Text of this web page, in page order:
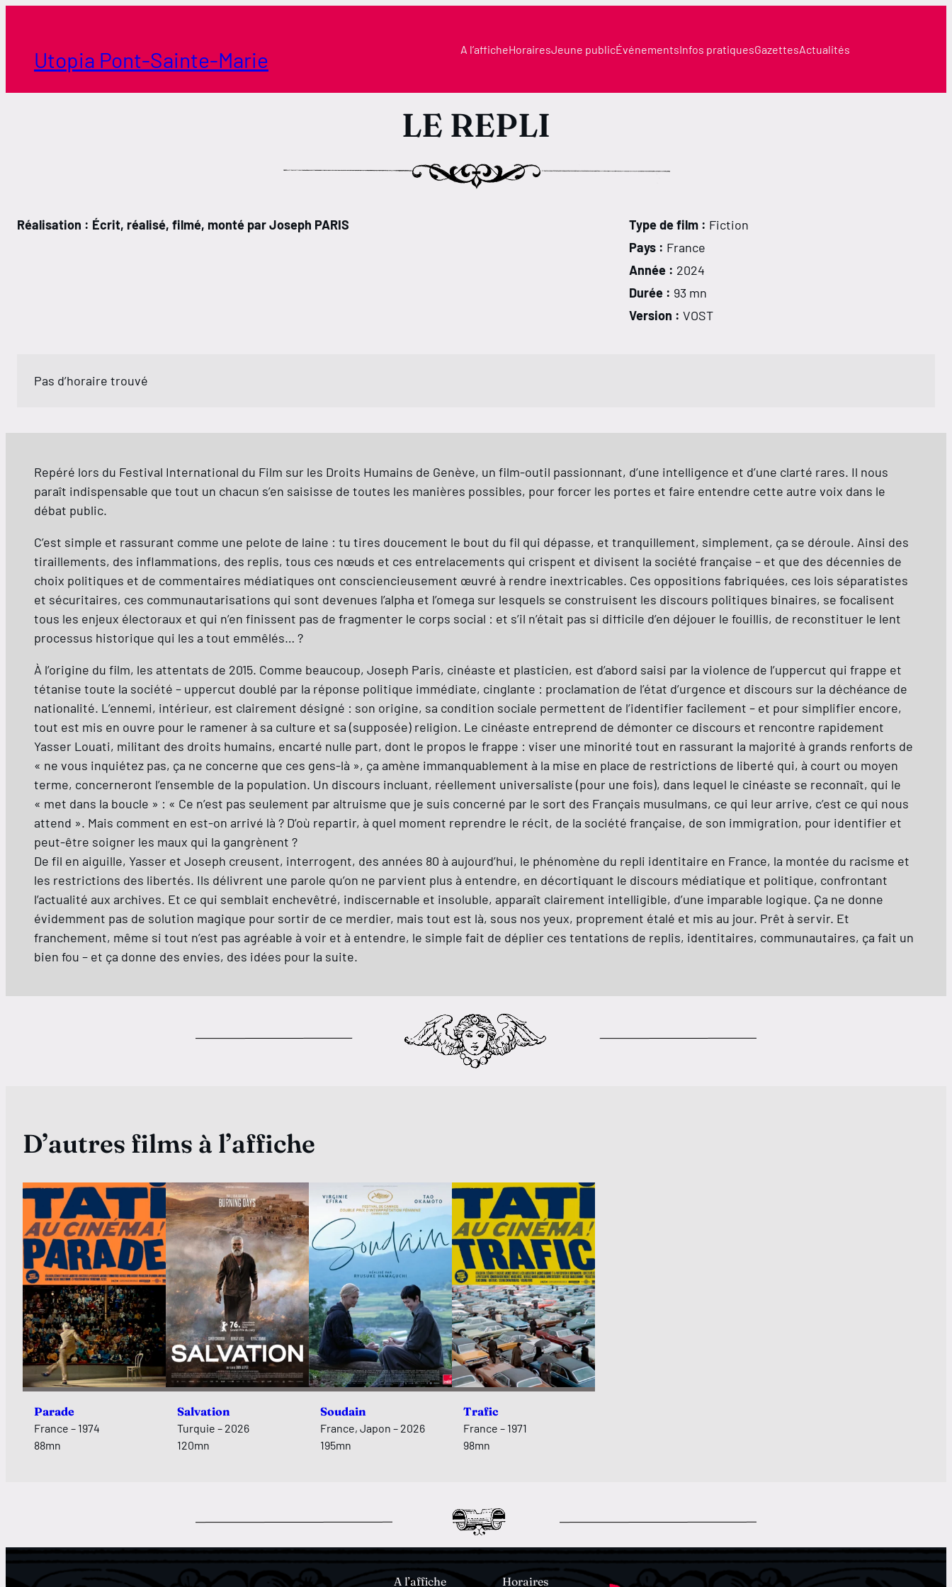
contenuUtopia Pont-Sainte-Marie A l’afficheHorairesJeune publicÉvénementsInfos pratiquesGazettesActualités
LE REPLI
Réalisation : Écrit, réalisé, filmé, monté par Joseph PARIS Type de film : Fiction
Pays : France
Année : 2024
Durée : 93 mn
Version : VOST
Pas d’horaire trouvé
Repéré lors du Festival International du Film sur les Droits Humains de Genève, un film-outil passionnant, d’une intelligence et d’une clarté rares. Il nous
paraît indispensable que tout un chacun s’en saisisse de toutes les manières possibles, pour forcer les portes et faire entendre cette autre voix dans le
débat public.
C’est simple et rassurant comme une pelote de laine : tu tires doucement le bout du fil qui dépasse, et tranquillement, simplement, ça se déroule. Ainsi des
tiraillements, des inflammations, des replis, tous ces nœuds et ces entrelacements qui crispent et divisent la société française – et que des décennies de
choix politiques et de commentaires médiatiques ont consciencieusement œuvré à rendre inextricables. Ces oppositions fabriquées, ces lois séparatistes
et sécuritaires, ces communautarisations qui sont devenues l’alpha et l’omega sur lesquels se construisent les discours politiques binaires, se focalisent
tous les enjeux électoraux et qui n’en finissent pas de fragmenter le corps social : et s’il n’était pas si difficile d’en déjouer le fouillis, de reconstituer le lent
processus historique qui les a tout emmêlés… ?
À l’origine du film, les attentats de 2015. Comme beaucoup, Joseph Paris, cinéaste et plasticien, est d’abord saisi par la violence de l’uppercut qui frappe et
tétanise toute la société – uppercut doublé par la réponse politique immédiate, cinglante : proclamation de l’état d’urgence et discours sur la déchéance de
nationalité. L’ennemi, intérieur, est clairement désigné : son origine, sa condition sociale permettent de l’identifier facilement – et pour simplifier encore,
tout est mis en ouvre pour le ramener à sa culture et sa (supposée) religion. Le cinéaste entreprend de démonter ce discours et rencontre rapidement
Yasser Louati, militant des droits humains, encarté nulle part, dont le propos le frappe : viser une minorité tout en rassurant la majorité à grands renforts de
« ne vous inquiétez pas, ça ne concerne que ces gens-là », ça amène immanquablement à la mise en place de restrictions de liberté qui, à court ou moyen
terme, concerneront l’ensemble de la population. Un discours incluant, réellement universaliste (pour une fois), dans lequel le cinéaste se reconnaît, qui le
« met dans la boucle » : « Ce n’est pas seulement par altruisme que je suis concerné par le sort des Français musulmans, ce qui leur arrive, c’est ce qui nous
attend ». Mais comment en est-on arrivé là ? D’où repartir, à quel moment reprendre le récit, de la société française, de son immigration, pour identifier et
peut-être soigner les maux qui la gangrènent ?
De fil en aiguille, Yasser et Joseph creusent, interrogent, des années 80 à aujourd’hui, le phénomène du repli identitaire en France, la montée du racisme et
les restrictions des libertés. Ils délivrent une parole qu’on ne parvient plus à entendre, en décortiquant le discours médiatique et politique, confrontant
l’actualité aux archives. Et ce qui semblait enchevêtré, indiscernable et insoluble, apparaît clairement intelligible, d’une imparable logique. Ça ne donne
évidemment pas de solution magique pour sortir de ce merdier, mais tout est là, sous nos yeux, proprement étalé et mis au jour. Prêt à servir. Et
franchement, même si tout n’est pas agréable à voir et à entendre, le simple fait de déplier ces tentations de replis, identitaires, communautaires, ça fait un
bien fou – et ça donne des envies, des idées pour la suite.
D’autres films à l’affiche
Parade
France – 1974
88mn
Salvation
Turquie – 2026
120mn
Soudain
France, Japon – 2026
195mn
Trafic
France – 1971
98mn
A l’affiche
Horaires